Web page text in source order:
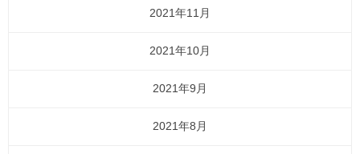
2021年11月
2021年10月
2021年9月
2021年8月